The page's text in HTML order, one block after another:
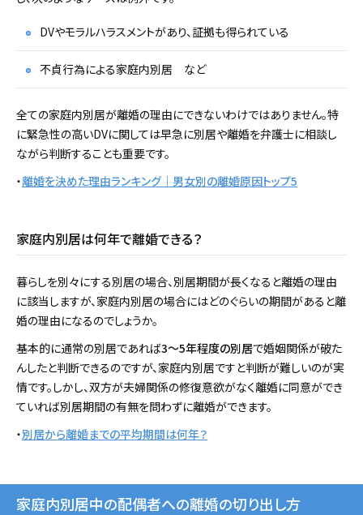
DVやモラルハラスメントがあり、証拠も得られている
不貞行為による家庭内別居 など
全ての家庭内別居が離婚の理由にできないわけではありません。特
に緊急性の高いDVに関しては早急に別居や離婚を弁護士に相談し
ながら判断することも重要です。
・離婚を決めた理由ランキング｜男女別の離婚原因トップ5
家庭内別居は何年で離婚できる？
暮らしを別々にする別居の場合、別居期間が長くなると離婚の理由
に該当しますが、家庭内別居の場合にはどのぐらいの期間があると離
婚の理由になるのでしょうか。
基本的に通常の別居であれば3～5年程度の別居で婚姻関係が破た
んしたと判断できるのですが、家庭内別居ですと判断が難しいのが実
情です。しかし、双方が夫婦関係の修復意欲がなく離婚に同意ができ
ていれば別居期間の有無を問わずに離婚ができます。
・別居から離婚までの平均期間は何年？
家庭内別居中の配偶者への離婚の切り出し方